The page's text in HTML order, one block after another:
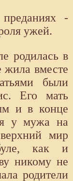
-
ужей.
родилась в
жила вместе
были
Его мать
и в конце
у мужа на
мир
как и
никому не
родители